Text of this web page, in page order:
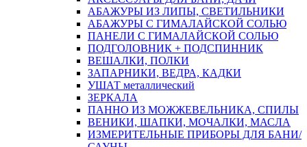
АБАЖУРЫ ИЗ ЛИПЫ, СВЕТИЛЬНИКИ
АБАЖУРЫ С ГИМАЛАЙСКОЙ СОЛЬЮ
ПАНЕЛИ С ГИМАЛАЙСКОЙ СОЛЬЮ
ПОДГОЛОВНИК + ПОДСПИННИК
ВЕШАЛКИ, ПОЛКИ
ЗАПАРНИКИ, ВЕДРА, КАДКИ
УШАТ металлический
ЗЕРКАЛА
ПАННО ИЗ МОЖЖЕВЕЛЬНИКА, СПИЛЫ
ВЕНИКИ, ШАПКИ, МОЧАЛКИ, МАСЛА
ИЗМЕРИТЕЛЬНЫЕ ПРИБОРЫ ДЛЯ БАНИ/